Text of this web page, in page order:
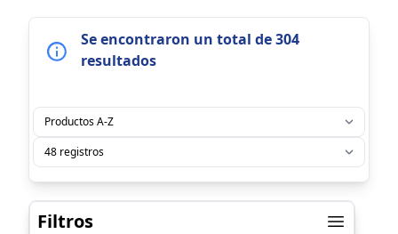
Se encontraron un total de 304
resultados
Filtros